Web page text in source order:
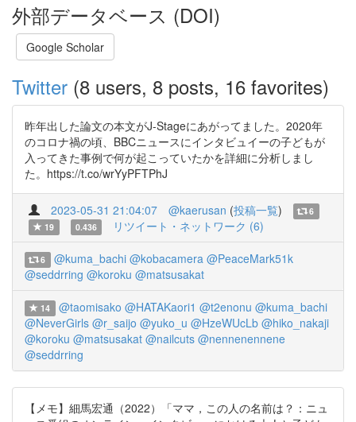
外部データベース (DOI)
Google Scholar
Twitter (8 users, 8 posts, 16 favorites)
昨年出した論文の本文がJ-Stageにあがってました。2020年
のコロナ禍の頃、BBCニュースにインタビュイーの子どもが
入ってきた事例で何が起こっていたかを詳細に分析しまし
た。https://t.co/wrYyPFTPhJ
2023-05-31 21:04:07 @kaerusan (投稿一覧)
6
19
0.436 リツイート・ネットワーク (6)
6 @kuma_bachi @kobacamera @PeaceMark51k
@seddrring @koroku @matsusakat
14 @taomisako @HATAKaori1 @t2enonu @kuma_bachi
@NeverGirls @r_saijo @yuko_u @HzeWUcLb @hiko_nakaji
@koroku @matsusakat @nailcuts @nennenennene
@seddrring
【メモ】細馬宏通（2022）「ママ，この人の名前は？：ニュ